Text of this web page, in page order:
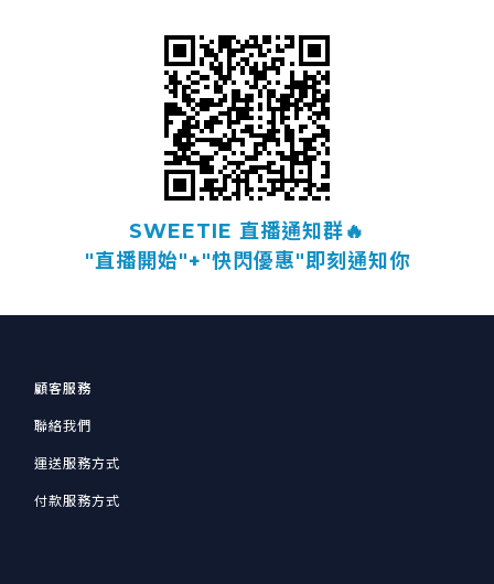
SWEETIE 直播通知群🔥
"直播開始"+"快閃優惠"即刻通知你
顧客服務
聯絡我們
運送服務方式
付款服務方式